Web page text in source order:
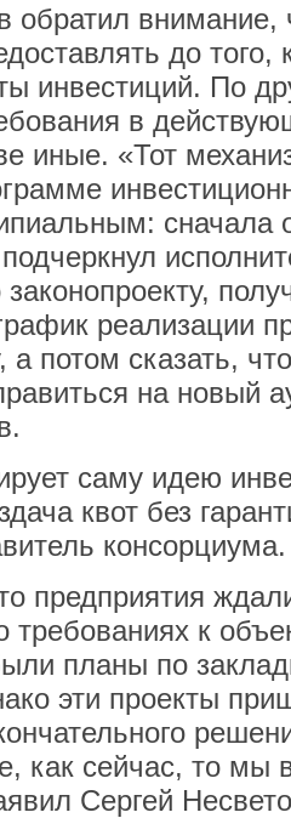
обратил
до того,
инвестиций. По
в
иные. «Тот
сначала
реализации
а потом сказать,
на новый
саму идею
квот без
консорциума.
предприятия
требованиях к
планы по
эти проекты
как сейчас, то мы
Сергей